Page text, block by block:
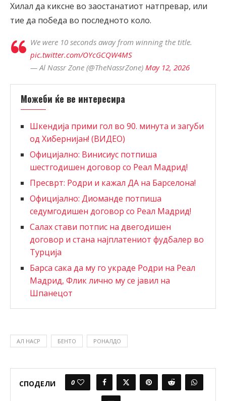
Хилал да киксне во заостанатиот натпревар, или
тие да победа во последното коло.
We were 10 seconds away from winning the title.
pic.twitter.com/OYcGCQW4MS
— Al Nassr Zone (@TheNassrZone) May 12, 2026
Можеби ќе ве интересира
Шкендија прими гол во 90. минута и загуби
од Хибернијан! (ВИДЕО)
Официјално: Винисиус потпиша
шестгодишен договор со Реал Мадрид!
Пресврт: Родри и кажал ДА на Барселона!
Официјално: Диоманде потпиша
седумгодишен договор со Реал Мадрид!
Салах стави потпис на двегодишен
договор и стана најплатениот фудбалер во
Турција
Барса сака да му го украде Родри на Реал
Мадрид, Флик лично му се јавил на
Шпанецот
АЛ НАСР БЕНТО РОНАЛДО
СПОДЕЛИ 0